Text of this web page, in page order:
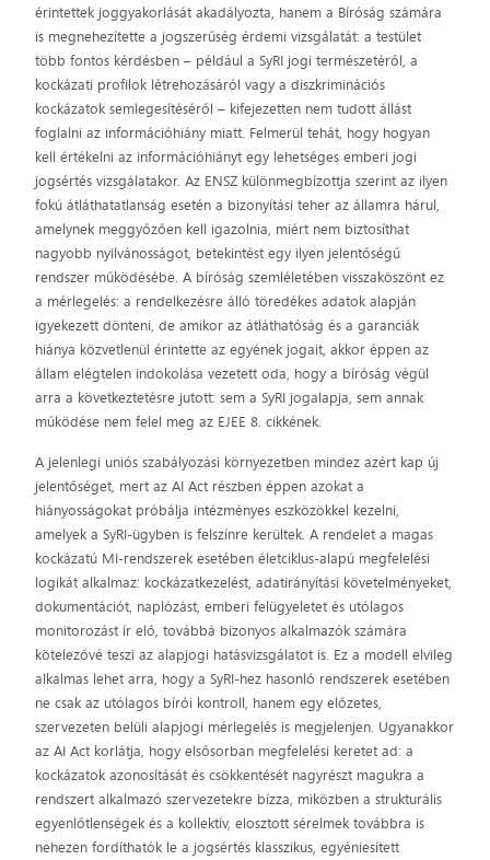
érintettek joggyakorlását akadályozta, hanem a Bíróság számára
is megnehezítette a jogszerűség érdemi vizsgálatát: a testület
több fontos kérdésben – például a SyRI jogi természetéről, a
kockázati profilok létrehozásáról vagy a diszkriminációs
kockázatok semlegesítéséről – kifejezetten nem tudott állást
foglalni az információhiány miatt. Felmerül tehát, hogy hogyan
kell értékelni az információhiányt egy lehetséges emberi jogi
jogsértés vizsgálatakor. Az ENSZ különmegbízottja szerint az ilyen
fokú átláthatatlanság esetén a bizonyítási teher az államra hárul,
amelynek meggyőzően kell igazolnia, miért nem biztosíthat
nagyobb nyilvánosságot, betekintést egy ilyen jelentőségű
rendszer működésébe. A bíróság szemléletében visszaköszönt ez
a mérlegelés: a rendelkezésre álló töredékes adatok alapján
igyekezett dönteni, de amikor az átláthatóság és a garanciák
hiánya közvetlenül érintette az egyének jogait, akkor éppen az
állam elégtelen indokolása vezetett oda, hogy a bíróság végül
arra a következtetésre jutott: sem a SyRI jogalapja, sem annak
működése nem felel meg az EJEE 8. cikkének.
A jelenlegi uniós szabályozási környezetben mindez azért kap új
jelentőséget, mert az AI Act részben éppen azokat a
hiányosságokat próbálja intézményes eszközökkel kezelni,
amelyek a SyRI-ügyben is felszínre kerültek. A rendelet a magas
kockázatú MI-rendszerek esetében életciklus-alapú megfelelési
logikát alkalmaz: kockázatkezelést, adatirányítási követelményeket,
dokumentációt, naplózást, emberi felügyeletet és utólagos
monitorozást ír elő, továbbá bizonyos alkalmazók számára
kötelezővé teszi az alapjogi hatásvizsgálatot is. Ez a modell elvileg
alkalmas lehet arra, hogy a SyRI-hez hasonló rendszerek esetében
ne csak az utólagos bírói kontroll, hanem egy előzetes,
szervezeten belüli alapjogi mérlegelés is megjelenjen. Ugyanakkor
az AI Act korlátja, hogy elsősorban megfelelési keretet ad: a
kockázatok azonosítását és csökkentését nagyrészt magukra a
rendszert alkalmazó szervezetekre bízza, miközben a strukturális
egyenlőtlenségek és a kollektív, elosztott sérelmek továbbra is
nehezen fordíthatók le a jogsértés klasszikus, egyéniesített